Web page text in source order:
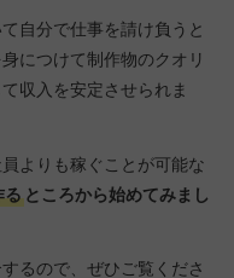
自分で仕事を請け負うと
につけて制作物のクオリ
収入を安定させられま
よりも稼ぐことが可能な
るところから始めてみまし
るので、ぜひご覧くださ